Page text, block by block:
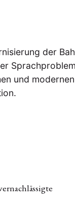
der
und